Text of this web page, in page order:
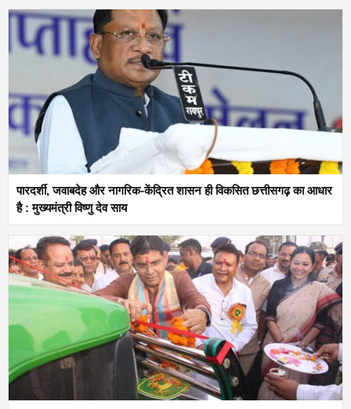
पारदर्शी, जवाबदेह और नागरिक-केंद्रित शासन ही विकसित छत्तीसगढ़ का आधार
है : मुख्यमंत्री विष्णु देव साय